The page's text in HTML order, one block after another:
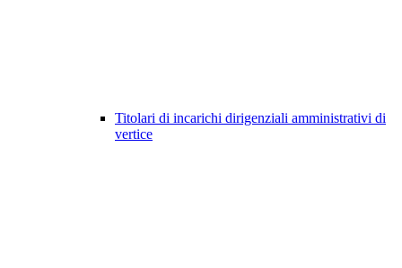
Titolari di incarichi dirigenziali amministrativi di
vertice